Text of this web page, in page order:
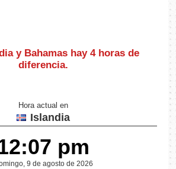
y Bahamas hay 4 horas de
diferencia.
Hora actual en
Islandia
pm
9 de agosto de 2026